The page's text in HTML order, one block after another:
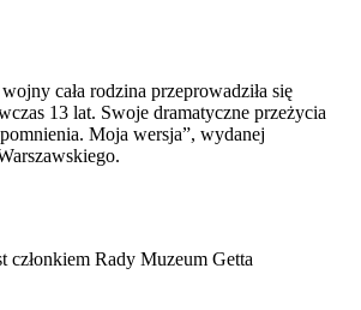
cała rodzina przeprowadziła się
13 lat. Swoje dramatyczne przeżycia
Moja wersja”, wydanej
członkiem Rady Muzeum Getta